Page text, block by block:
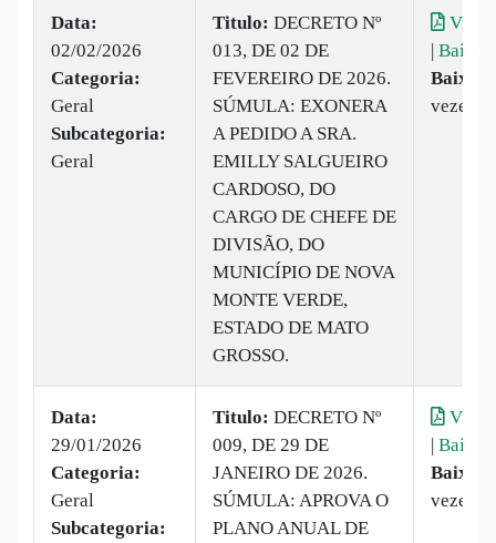
Data:
02/02/2026
Categoria:
Geral
Subcategoria:
Geral
Titulo: DECRETO Nº
013, DE 02 DE
FEVEREIRO DE 2026.
SÚMULA: EXONERA
A PEDIDO A SRA.
EMILLY SALGUEIRO
CARDOSO, DO
CARGO DE CHEFE DE
DIVISÃO, DO
MUNICÍPIO DE NOVA
MONTE VERDE,
ESTADO DE MATO
GROSSO.
| Baixar
vezes
Data:
29/01/2026
Categoria:
Geral
Subcategoria:
Titulo: DECRETO Nº
009, DE 29 DE
JANEIRO DE 2026.
SÚMULA: APROVA O
PLANO ANUAL DE
| Baixar
vezes